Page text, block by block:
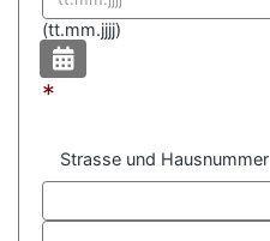
(Datum format:
tt.mm.jjjj)
*
Strasse und Hausnummer